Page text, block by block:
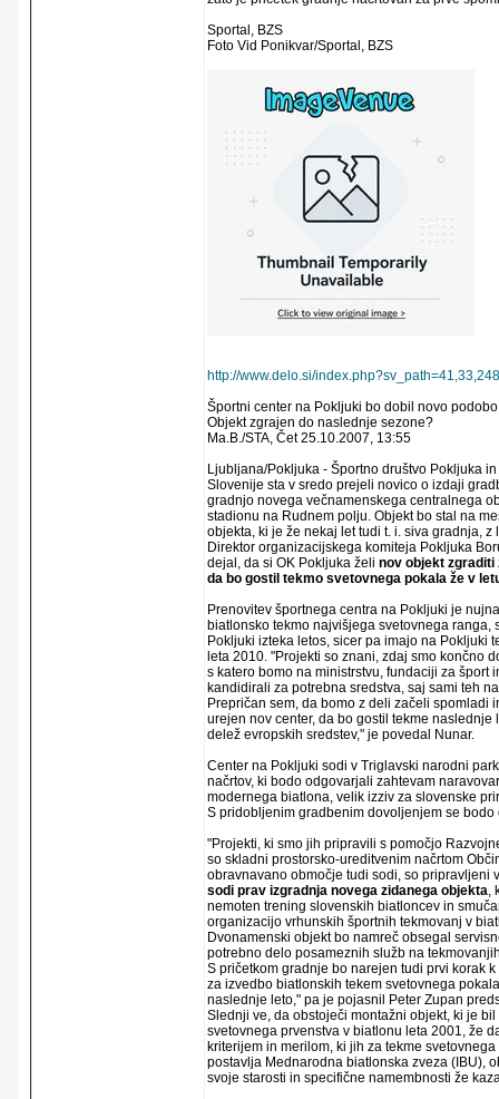
Sportal, BZS
Foto Vid Ponikvar/Sportal, BZS
http://www.delo.si/
Športni center na Pokljuki bo dobil novo podobo
Objekt zgrajen do naslednje sezone?
Ma.B./STA, Čet 25.10.2007, 13:55
Ljubljana/Pokljuka - Športno društvo Pokljuka
Slovenije sta v sredo prejeli novico o izdaji
gradnjo novega večnamenskega centralnega
stadionu na Rudnem polju. Objekt bo stal na
objekta, ki je že nekaj let tudi t. i. siva gradnja,
Direktor organizacijskega komiteja Pokljuka
dejal, da si OK Pokljuka želi nov objekt zgraditi
da bo gostil tekmo svetovnega pokala že v
Prenovitev športnega centra na Pokljuki je
biatlonsko tekmo najvišjega svetovnega ranga,
Pokljuki izteka letos, sicer pa imajo na Pokljuki
leta 2010. "Projekti so znani, zdaj smo končno
s katero bomo na ministrstvu, fundaciji za šport
kandidirali za potrebna sredstva, saj sami teh
Prepričan sem, da bomo z deli začeli spomladi
urejen nov center, da bo gostil tekme naslednje
delež evropskih sredstev," je povedal Nunar.
Center na Pokljuki sodi v Triglavski narodni
načrtov, ki bodo odgovarjali zahtevam
modernega biatlona, velik izziv za slovenske
S pridobljenim gradbenim dovoljenjem se
"Projekti, ki smo jih pripravili s pomočjo
so skladni prostorsko-ureditvenim načrtom
obravnavano območje tudi sodi, so pripravljeni
sodi prav izgradnja novega zidanega objekta,
nemoten trening slovenskih biatloncev in
organizacijo vrhunskih športnih tekmovanj v
Dvonamenski objekt bo namreč obsegal
potrebno delo posameznih služb na
S pričetkom gradnje bo narejen tudi prvi korak
za izvedbo biatlonskih tekem svetovnega
naslednje leto," pa je pojasnil Peter Zupan
Slednji ve, da obstoječi montažni objekt, ki je
svetovnega prvenstva v biatlonu leta 2001, že
kriterijem in merilom, ki jih za tekme
postavlja Mednarodna biatlonska zveza (IBU),
svoje starosti in specifične namembnosti že